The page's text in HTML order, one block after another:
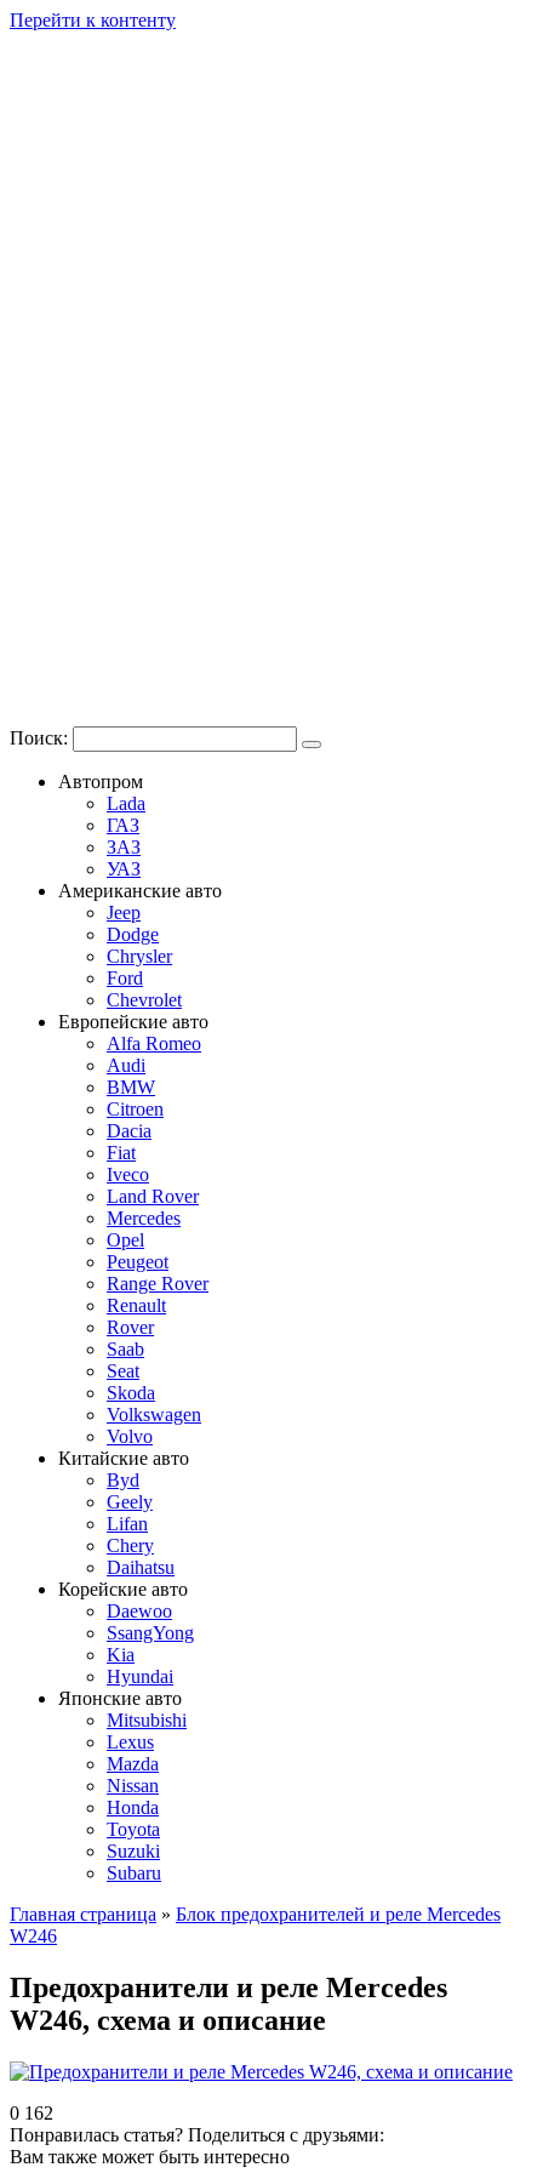
Перейти к контенту
Поиск:
Автопром
Lada
ГАЗ
ЗАЗ
УАЗ
Американские авто
Jeep
Dodge
Chrysler
Ford
Chevrolet
Европейские авто
Alfa Romeo
Audi
BMW
Citroen
Dacia
Fiat
Iveco
Land Rover
Mercedes
Opel
Peugeot
Range Rover
Renault
Rover
Saab
Seat
Skoda
Volkswagen
Volvo
Китайские авто
Byd
Geely
Lifan
Chery
Daihatsu
Корейские авто
Daewoo
SsangYong
Kia
Hyundai
Японские авто
Mitsubishi
Lexus
Mazda
Nissan
Honda
Toyota
Suzuki
Subaru
Главная страница » Блок предохранителей и реле Mercedes
W246
Предохранители и реле Mercedes
W246, схема и описание
0 162
Понравилась статья? Поделиться с друзьями:
Вам также может быть интересно